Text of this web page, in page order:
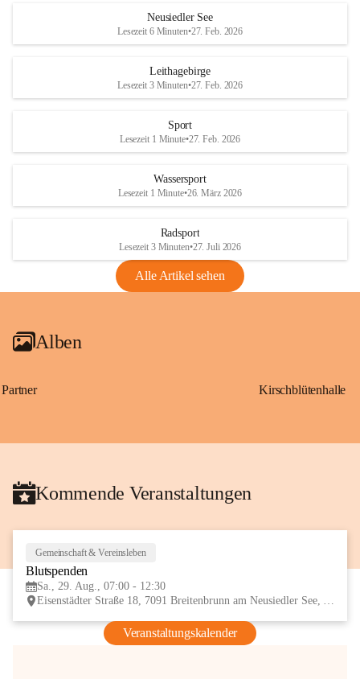
S
und den daraus folgenden wirtschaftlichen
Maßnahmen zur Bekämpfung
Rebe und der Amerikanischen
Anhang VBl. EU Nr. 18
1 Seite•1,4 MB
VBl. EU Nr. 18_2026
r
S
Neusiedler See
Lesezeit 6 Minuten•27. Feb. 2026
Leithagebirge
Lesezeit 3 Minuten•27. Feb. 2026
Sport
Lesezeit 1 Minute•27. Feb. 2026
Wassersport
Lesezeit 1 Minute•26. März 2026
Radsport
Lesezeit 3 Minuten•27. Juli 2026
Alle Artikel sehen
Alben
Partner Kirschblütenhalle
Kommende Veranstaltungen
Gemeinschaft & Vereinsleben
Blutspenden
Sa., 29. Aug., 07:00 - 12:30
Eisenstädter Straße 18, 7091 Breitenbrunn am Neusiedler See, AUT
Veranstaltungskalender